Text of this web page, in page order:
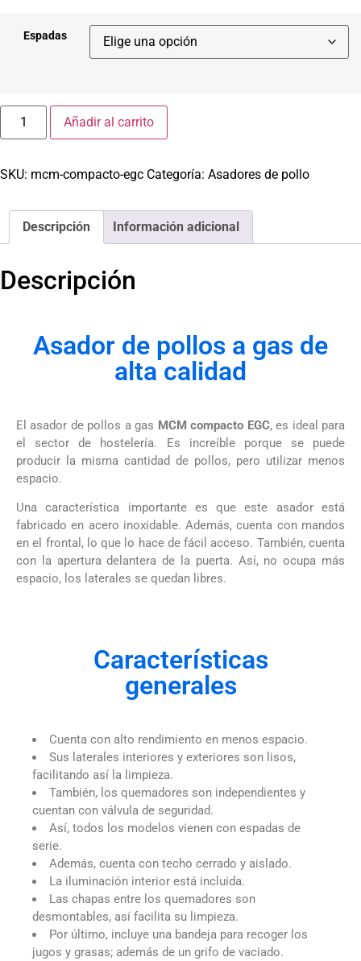
Espadas
Añadir al carrito
SKU: mcm-compacto-egc Categoría: Asadores de pollo
Descripción Información adicional
Descripción
Asador de pollos a gas de
alta calidad
El asador de pollos a gas MCM compacto EGC, es ideal para
el sector de hostelería. Es increíble porque se puede
producir la misma cantidad de pollos, pero utilizar menos
espacio.
Una característica importante es que este asador está
fabricado en acero inoxidable. Además, cuenta con mandos
en el frontal, lo que lo hace de fácil acceso. También, cuenta
con la apertura delantera de la puerta. Así, no ocupa más
espacio, los laterales se quedan libres.
Características
generales
Cuenta con alto rendimiento en menos espacio.
Sus laterales interiores y exteriores son lisos,
facilitando así la limpieza.
También, los quemadores son independientes y
cuentan con válvula de seguridad.
Así, todos los modelos vienen con espadas de
serie.
Además, cuenta con techo cerrado y aislado.
La iluminación interior está incluida.
Las chapas entre los quemadores son
desmontables, así facilita su limpieza.
Por último, incluye una bandeja para recoger los
jugos y grasas; además de un grifo de vaciado.